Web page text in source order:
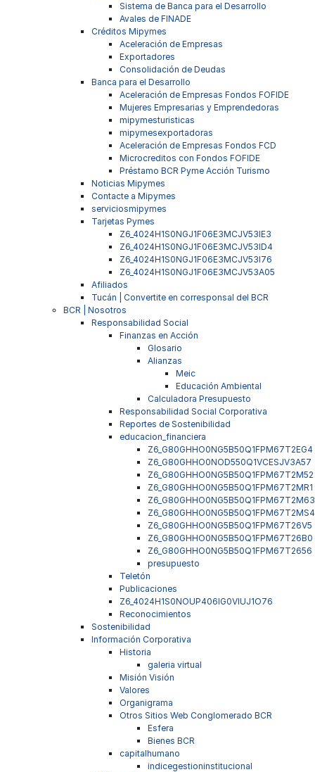
Sistema de Banca para el Desarrollo
Avales de FINADE
Créditos Mipymes
Aceleración de Empresas
Exportadores
Consolidación de Deudas
Banca para el Desarrollo
Aceleración de Empresas Fondos FOFIDE
Mujeres Empresarias y Emprendedoras
mipymesturisticas
mipymesexportadoras
Aceleración de Empresas Fondos FCD
Microcreditos con Fondos FOFIDE
Préstamo BCR Pyme Acción Turismo
Noticias Mipymes
Contacte a Mipymes
serviciosmipymes
Tarjetas Pymes
Z6_4024H1S0NGJ1F06E3MCJV53IE3
Z6_4024H1S0NGJ1F06E3MCJV53ID4
Z6_4024H1S0NGJ1F06E3MCJV53I76
Z6_4024H1S0NGJ1F06E3MCJV53A05
Afiliados
Tucán | Convertite en corresponsal del BCR
BCR | Nosotros
Responsabilidad Social
Finanzas en Acción
Glosario
Alianzas
Meic
Educación Ambiental
Calculadora Presupuesto
Responsabilidad Social Corporativa
Reportes de Sostenibilidad
educacion_financiera
Z6_G80GHHO0NG5B50Q1FPM67T2EG4
Z6_G80GHHO0NOD550Q1VCESJV3A57
Z6_G80GHHO0NG5B50Q1FPM67T2M52
Z6_G80GHHO0NG5B50Q1FPM67T2MR1
Z6_G80GHHO0NG5B50Q1FPM67T2M63
Z6_G80GHHO0NG5B50Q1FPM67T2MS4
Z6_G80GHHO0NG5B50Q1FPM67T26V5
Z6_G80GHHO0NG5B50Q1FPM67T26B0
Z6_G80GHHO0NG5B50Q1FPM67T2656
presupuesto
Teletón
Publicaciones
Z6_4024H1S0NOUP406IG0VIUJ1O76
Reconocimientos
Sostenibilidad
Información Corporativa
Historia
galeria virtual
Misión Visión
Valores
Organigrama
Otros Sitios Web Conglomerado BCR
Esfera
Bienes BCR
capitalhumano
indicegestioninstitucional